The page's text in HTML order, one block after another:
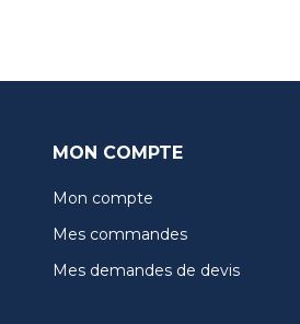
MON COMPTE
Mon compte
Mes commandes
Mes demandes de devis